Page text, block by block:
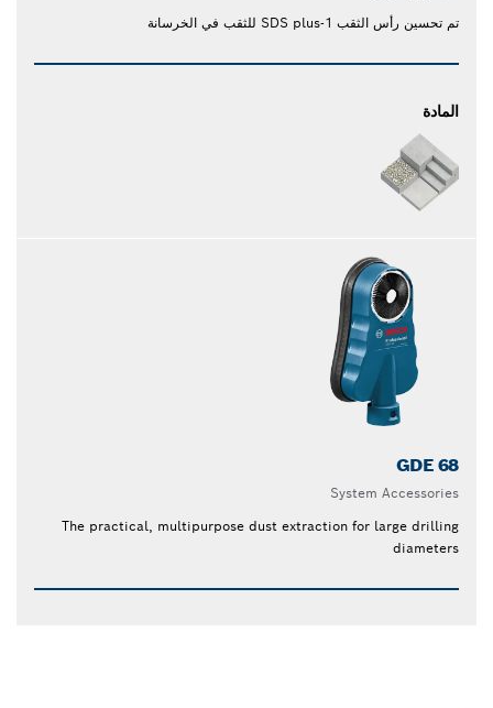
تم تحسين رأس الثقب SDS plus-1 للثقب في الخرسانة
المادة
GDE 68
System Accessories
The practical, multipurpose dust extraction for large drilling
diameters